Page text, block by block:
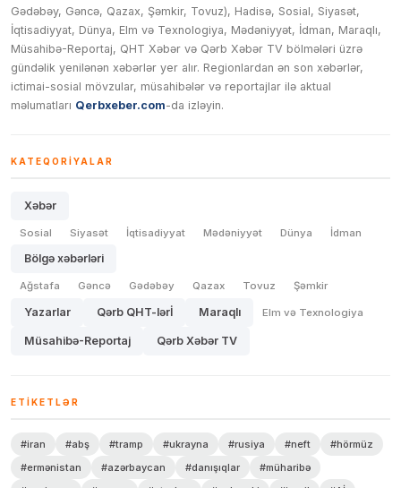
Gədəbəy, Gəncə, Qazax, Şəmkir, Tovuz), Hadisə, Sosial, Siyasət,
İqtisadiyyat, Dünya, Elm və Texnologiya, Mədəniyyət, İdman, Maraqlı,
Müsahibə-Reportaj, QHT Xəbər və Qərb Xəbər TV bölmələri üzrə
gündəlik yenilənən xəbərlər yer alır. Regionlardan ən son xəbərlər,
ictimai-sosial mövzular, müsahibələr və reportajlar ilə aktual
məlumatları Qerbxeber.com-da izləyin.
KATEQORIYALAR
Xəbər
Sosial Siyasət İqtisadiyyat Mədəniyyət Dünya İdman
Bölgə xəbərləri
Ağstafa Gəncə Gədəbəy Qazax Tovuz Şəmkir
Yazarlar Qərb QHT-lərİ Maraqlı Elm və Texnologiya
Müsahibə-Reportaj Qərb Xəbər TV
ETIKETLƏR
#iran #abş #tramp #ukrayna #rusiya #neft
#hörmüz
#ermənistan
#azərbaycan #danışıqlar
#müharibə